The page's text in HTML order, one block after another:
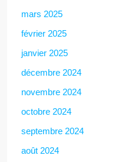
mars 2025
février 2025
janvier 2025
décembre 2024
novembre 2024
octobre 2024
septembre 2024
août 2024